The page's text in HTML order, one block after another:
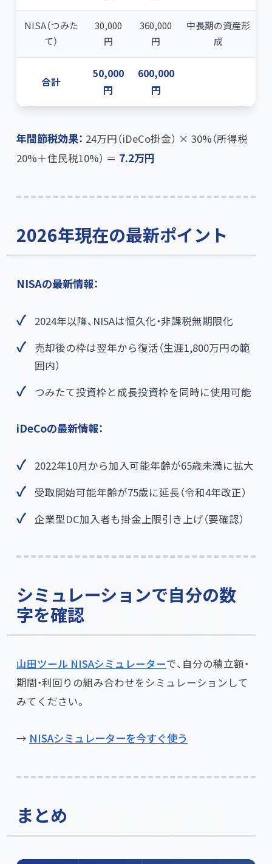
NISA（つみた
て）
30,000
円
360,000
円
中長期の資産形
成
合計
50,000
円
600,000
円
年間節税効果： 24万円（iDeCo掛金） × 30%（所得税
20%＋住民税10%） ＝ 7.2万円
2026年現在の最新ポイント
NISAの最新情報：
2024年以降、NISAは恒久化・非課税無期限化
売却後の枠は翌年から復活（生涯1,800万円の範
囲内）
つみたて投資枠と成長投資枠を同時に使用可能
iDeCoの最新情報：
2022年10月から加入可能年齢が65歳未満に拡大
受取開始可能年齢が75歳に延長（令和4年改正）
企業型DC加入者も掛金上限引き上げ（要確認）
シミュレーションで自分の数
字を確認
山田ツール NISAシミュレーターで、自分の積立額・
期間・利回りの組み合わせをシミュレーションして
みてください。
→ NISAシミュレーターを今すぐ使う
まとめ